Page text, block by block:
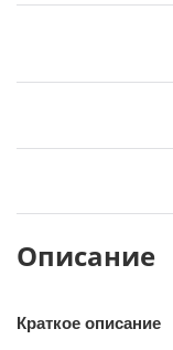
Описание
Краткое описание